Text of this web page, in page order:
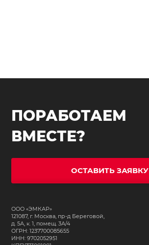
ПОРАБОТАЕМ
ВМЕСТЕ?
ОСТАВИТЬ ЗАЯВКУ
ООО «ЭМКАР»
121087, г. Москва, пр-д Береговой,
д. 5А, к. 1, помещ. 3А/4
ОГРН: 1237700085655
ИНН: 9702052951